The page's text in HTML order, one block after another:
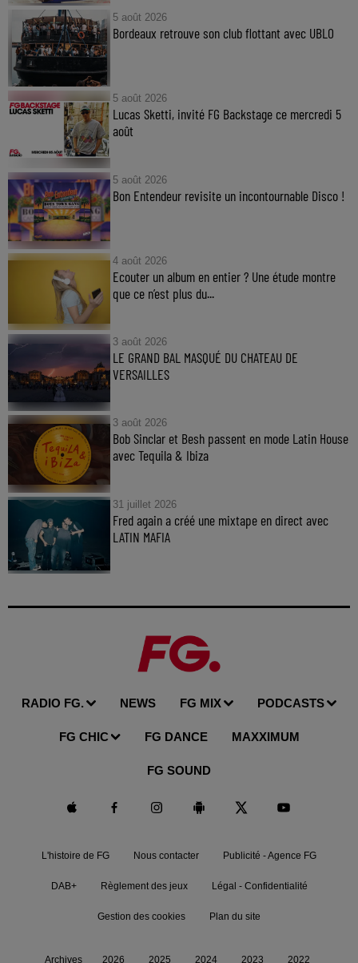
5 août 2026
Bordeaux retrouve son club flottant avec UBLO
5 août 2026
Lucas Sketti, invité FG Backstage ce mercredi 5
août
5 août 2026
Bon Entendeur revisite un incontournable Disco !
4 août 2026
Ecouter un album en entier ? Une étude montre
que ce n’est plus du...
3 août 2026
LE GRAND BAL MASQUÉ DU CHATEAU DE
VERSAILLES
3 août 2026
Bob Sinclar et Besh passent en mode Latin House
avec Tequila & Ibiza
31 juillet 2026
Fred again a créé une mixtape en direct avec
LATIN MAFIA
RADIO FG. NEWS FG MIX PODCASTS
FG CHIC FG DANCE MAXXIMUM
FG SOUND
L'histoire de FG Nous contacter Publicité - Agence FG
DAB+ Règlement des jeux Légal - Confidentialité
Gestion des cookies Plan du site
Archives 2026 2025 2024 2023 2022